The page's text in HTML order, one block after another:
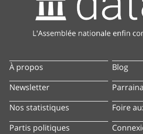
À propos
Newsletter
Nos statistiques
Partis politiques
Blog
Foire